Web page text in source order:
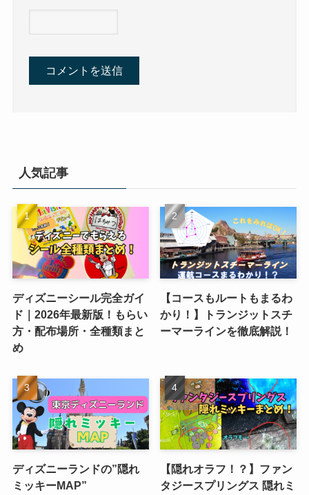
人気記事
ディズニーシール完全ガイ
ド｜2026年最新版！もらい
方・配布場所・全種類まと
め
【コースもルートもまるわ
かり！】トランジットスチ
ーマーラインを徹底解説！
ディズニーランドの”隠れ
ミッキーMAP”
【隠れオラフ！？】ファン
タジースプリングス 隠れミ